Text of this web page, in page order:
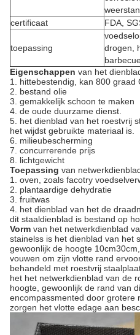
certificaat
FDA,
toepassing
drogen,
Eigenschappen van het
1. hittebestendig, kan 800 graad
2. bestand olie
3. gemakkelijk schoon te maken
4. de oude duurzame dienst.
5. het dienblad van het roestvrij
het wijdst gebruikte materiaal is.
6. milieubescherming
7. concurrerende prijs
8. lichtgewicht
Toepassing van
1. oven, zoals facotry
2. plantaardige dehydratie
3. fruitwas
4. het dienblad van het de
dit staaldienblad is bestand op
Vorm van het netwerkdienblad
stainelss is het dienblad van het
gewoonlijk de hoogte
vouwen om zijn vlotte rand
behandeld met roestvrij
het het netwerkdienblad van de
hoogte, gewoonlijk de rand van
encompassmented door grotere
zorgen het vlotte edage aan